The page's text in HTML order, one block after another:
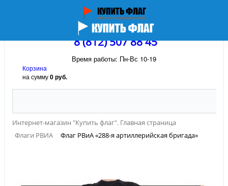
8 (812) 507 88 45
Время работы: Пн-Вс 10-19
Корзина
на сумму0 руб.
Интернет-магазин "Купить флаг". Главная страница
Флаги РВИА
Флаг РВиА «288-я артиллерийская бригада»